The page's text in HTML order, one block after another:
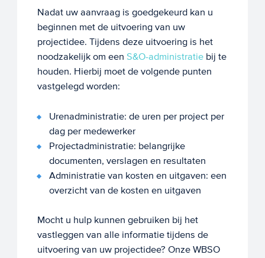
Nadat uw aanvraag is goedgekeurd kan u
beginnen met de uitvoering van uw
projectidee. Tijdens deze uitvoering is het
noodzakelijk om een S&O-administratiebij te
houden. Hierbij moet de volgende punten
vastgelegd worden:
Urenadministratie: de uren per project per
dag per medewerker
Projectadministratie: belangrijke
documenten, verslagen en resultaten
Administratie van kosten en uitgaven: een
overzicht van de kosten en uitgaven
Mocht u hulp kunnen gebruiken bij het
vastleggen van alle informatie tijdens de
uitvoering van uw projectidee? Onze WBSO